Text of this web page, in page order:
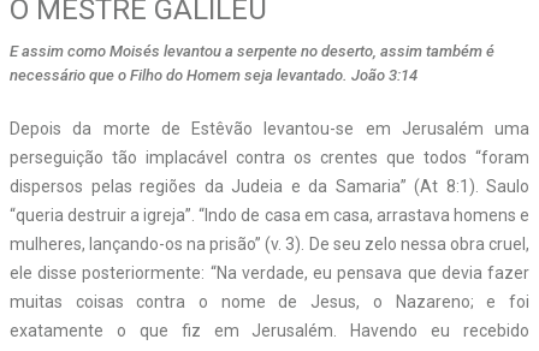
O MESTRE GALILEU
E assim como Moisés levantou a serpente no deserto, assim também é
necessário que o Filho do Homem seja levantado. João 3:14
Depois da morte de Estêvão levantou-se em Jerusalém uma
perseguição tão implacável contra os crentes que todos “foram
dispersos pelas regiões da Judeia e da Samaria” (At 8:1). Saulo
“queria destruir a igreja”. “Indo de casa em casa, arrastava homens e
mulheres, lançando-os na prisão” (v. 3). De seu zelo nessa obra cruel,
ele disse posteriormente: “Na verdade, eu pensava que devia fazer
muitas coisas contra o nome de Jesus, o Nazareno; e foi
exatamente o que fiz em Jerusalém. Havendo eu recebido